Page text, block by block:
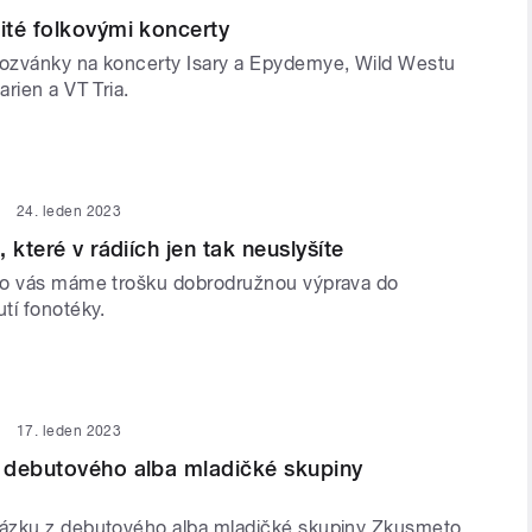
folkovými koncerty
na koncerty Isary a Epydemye, Wild Westu
a VT Tria.
24. leden 2023
které v rádiích jen tak neuslyšíte
vás máme trošku dobrodružnou výprava do
fonotéky.
17. leden 2023
alba mladičké skupiny